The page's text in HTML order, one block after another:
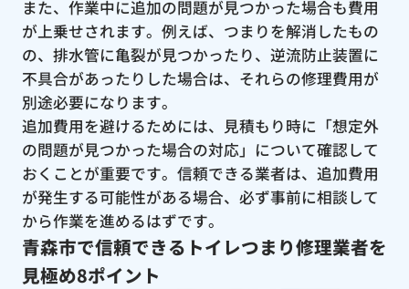
また、作業中に追加の問題が見つかった場合も費用
が上乗せされます。例えば、つまりを解消したもの
の、排水管に亀裂が見つかったり、逆流防止装置に
不具合があったりした場合は、それらの修理費用が
別途必要になります。
追加費用を避けるためには、見積もり時に「想定外
の問題が見つかった場合の対応」について確認して
おくことが重要です。信頼できる業者は、追加費用
が発生する可能性がある場合、必ず事前に相談して
から作業を進めるはずです。
青森市で信頼できるトイレつまり修理業者を
見極め8ポイント